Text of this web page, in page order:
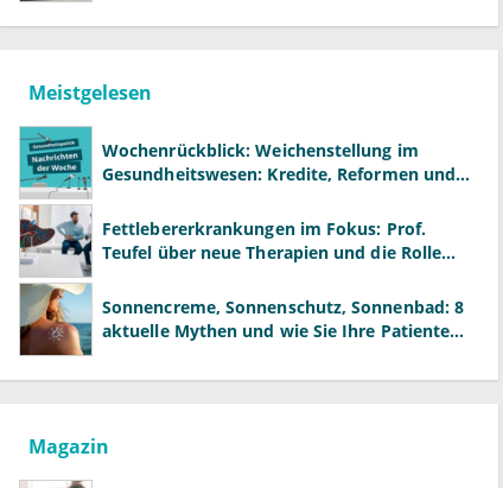
Meistgelesen
Wochenrückblick: Weichenstellung im
Gesundheitswesen: Kredite, Reformen und
Fettlebererkrankungen im Fokus: Prof.
Teufel über neue Therapien und die Rolle
Sonnencreme, Sonnenschutz, Sonnenbad: 8
aktuelle Mythen und wie Sie Ihre Patienten
Magazin